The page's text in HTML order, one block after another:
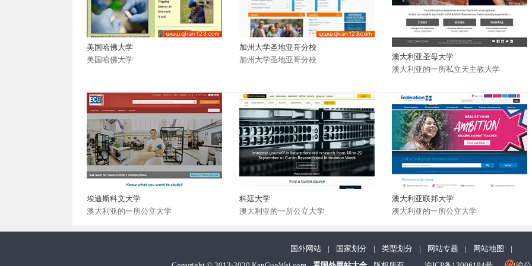
美国哈佛大学
美国哈佛大学
加州大学圣地亚哥分校
加州大学圣地亚哥分校
澳大利亚圣母大学
澳大利亚的一所私立天主教大学
埃迪斯科文大学
澳大利亚的一所公立大学
科廷大学
澳大利亚的一所公立大学
澳大利亚联邦大学
澳大利亚的一所公立大学
国外网站 | 国家划分 | 类型划分 | 网站专题 | 网站地图
|